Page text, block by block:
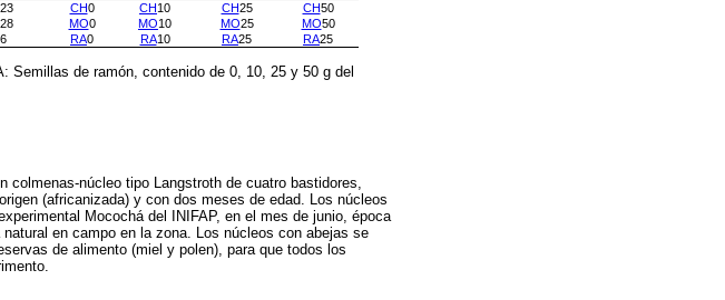
CH0 CH 10 CH25 CH50
MO0 MO10 MO25 MO50
RA0 RA10 RA25 RA25
Semillas de ramón, contenido de 0, 10, 25 y 50 g del
núcleo tipo Langstroth de cuatro bastidores,
(africanizada) y con dos meses de edad. Los núcleos
Mocochá del INIFAP, en el mes de junio, época
en campo en la zona. Los núcleos con abejas se
de alimento (miel y polen), para que todos los